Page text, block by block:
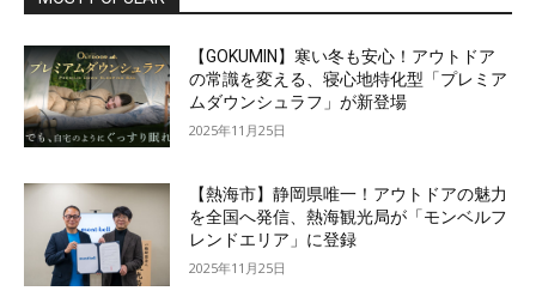
【GOKUMIN】寒い冬も安心！アウトドア
の常識を変える、寝心地特化型「プレミア
ムダウンシュラフ」が新登場
2025年11月25日
【熱海市】静岡県唯一！アウトドアの魅力
を全国へ発信、熱海観光局が「モンベルフ
レンドエリア」に登録
2025年11月25日